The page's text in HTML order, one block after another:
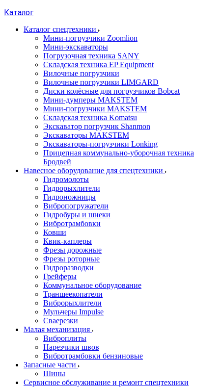
Каталог
Каталог спецтехники
Мини-погрузчики Zoomlion
Мини-экскаваторы
Погрузочная техника SANY
Складская техника EP Equipment
Вилочные погрузчики
Вилочные погрузчики LIMGARD
Диски колёсные для погрузчиков Bobcat
Мини-думперы MAKSTEM
Мини-погрузчики MAKSTEM
Складская техника Komatsu
Экскаватор погрузчик Shanmon
Экскаваторы MAKSTEM
Экскаваторы-погрузчики Lonking
Прицепная коммунально-уборочная техника
Бродвей
Навесное оборудование для спецтехники
Гидромолоты
Гидрорыхлители
Гидроножницы
Вибропогружатели
Гидробуры и шнеки
Вибротрамбовки
Ковши
Квик-каплеры
Фрезы дорожные
Фрезы роторные
Гидроразводки
Грейферы
Коммунальное оборудование
Траншеекопатели
Виброрыхлители
Мульчеры Impulse
Сваерезки
Малая механизация
Виброплиты
Нарезчики швов
Вибротрамбовки бензиновые
Запасные части
Шины
Сервисное обслуживание и ремонт спецтехники